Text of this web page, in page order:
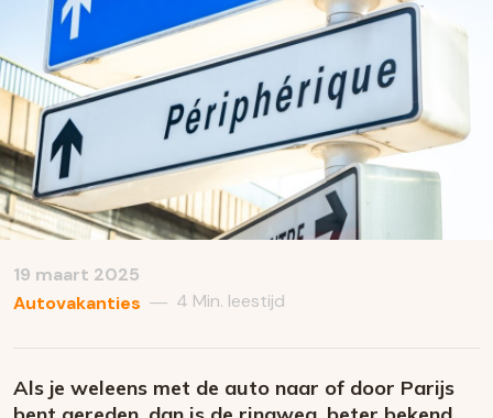
19 maart 2025
Autovakanties — 4 Min. leestijd
Als je weleens met de auto naar of door Parijs